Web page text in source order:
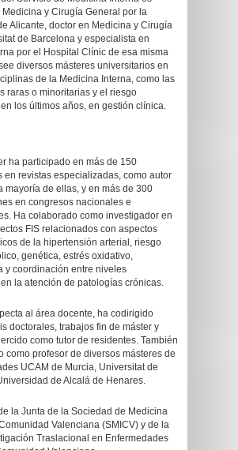
Medicina y Cirugía General por la
Alicante, doctor en Medicina y Cirugía
de Barcelona y especialista en
por el Hospital Clínic de esa misma
diversos másteres universitarios en
de la Medicina Interna, como las
raras o minoritarias y el riesgo
los últimos años, en gestión clínica.
ha participado en más de 150
en revistas especializadas, como autor
mayoría de ellas, y en más de 300
en congresos nacionales e
Ha colaborado como investigador en
FIS relacionados con aspectos
de la hipertensión arterial, riesgo
genética, estrés oxidativo,
y coordinación entre niveles
la atención de patologías crónicas.
al área docente, ha codirigido
doctorales, trabajos fin de máster y
como tutor de residentes. También
como profesor de diversos másteres de
UCAM de Murcia, Universitat de
de Alcalá de Henares.
la Junta de la Sociedad de Medicina
Valenciana (SMICV) y de la
Traslacional en Enfermedades